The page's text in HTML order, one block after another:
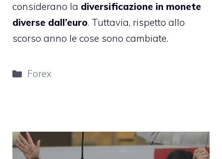
considerano la diversificazione in monete
diverse dall’euro. Tuttavia, rispetto allo
scorso anno le cose sono cambiate.
Categorie
Forex